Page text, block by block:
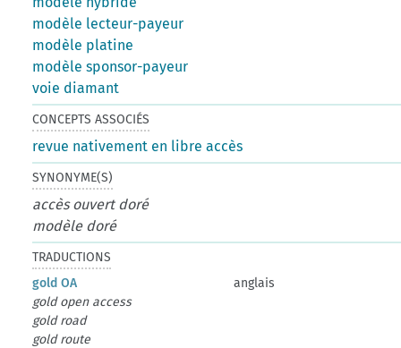
modèle lecteur-payeur
modèle platine
modèle sponsor-payeur
voie diamant
CONCEPTS ASSOCIÉS
revue nativement en libre accès
SYNONYME(S)
accès ouvert doré
modèle doré
TRADUCTIONS
gold OA
anglais
gold open access
gold road
gold route